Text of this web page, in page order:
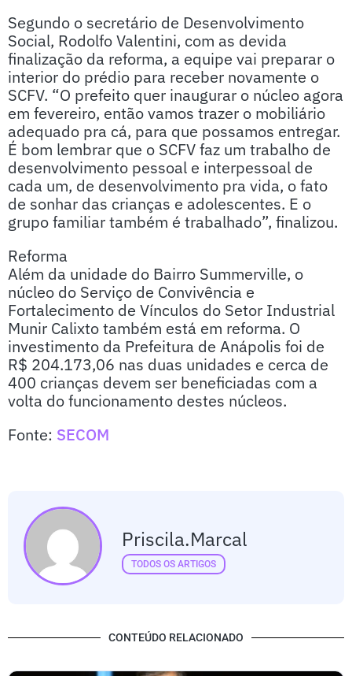
Segundo o secretário de Desenvolvimento
Social, Rodolfo Valentini, com as devida
finalização da reforma, a equipe vai preparar o
interior do prédio para receber novamente o
SCFV. “O prefeito quer inaugurar o núcleo agora
em fevereiro, então vamos trazer o mobiliário
adequado pra cá, para que possamos entregar.
É bom lembrar que o SCFV faz um trabalho de
desenvolvimento pessoal e interpessoal de
cada um, de desenvolvimento pra vida, o fato
de sonhar das crianças e adolescentes. E o
grupo familiar também é trabalhado”, finalizou.
Reforma
Além da unidade do Bairro Summerville, o
núcleo do Serviço de Convivência e
Fortalecimento de Vínculos do Setor Industrial
Munir Calixto também está em reforma. O
investimento da Prefeitura de Anápolis foi de
R$ 204.173,06 nas duas unidades e cerca de
400 crianças devem ser beneficiadas com a
volta do funcionamento destes núcleos.
Fonte: SECOM
Priscila.marcal
TODOS OS ARTIGOS
CONTEÚDO RELACIONADO